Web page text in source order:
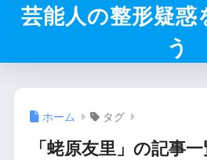
芸能人の整形疑
う
ホーム タグ
「蛯原友里」の記事